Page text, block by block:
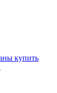
купить